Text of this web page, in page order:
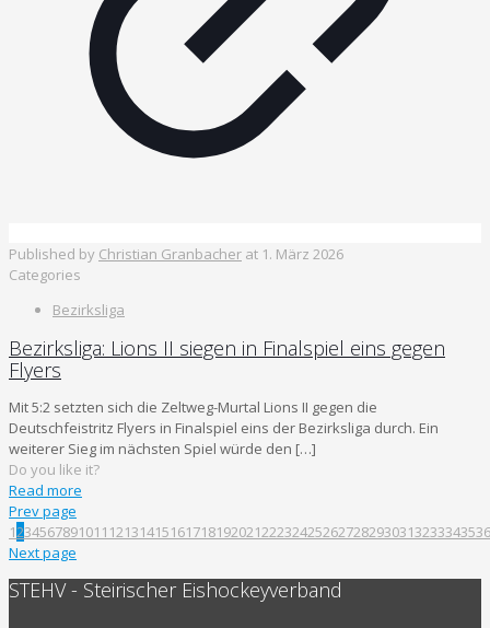
Published by Christian Granbacher at 1. März 2026
Categories
Bezirksliga
Bezirksliga: Lions II siegen in Finalspiel eins gegen
Flyers
Mit 5:2 setzten sich die Zeltweg-Murtal Lions II gegen die
Deutschfeistritz Flyers in Finalspiel eins der Bezirksliga durch. Ein
weiterer Sieg im nächsten Spiel würde den […]
Do you like it?
Read more
Prev page
1234567891011 12131415161718192021222324252627282930313233343536
Next page
STEHV - Steirischer Eishockeyverband